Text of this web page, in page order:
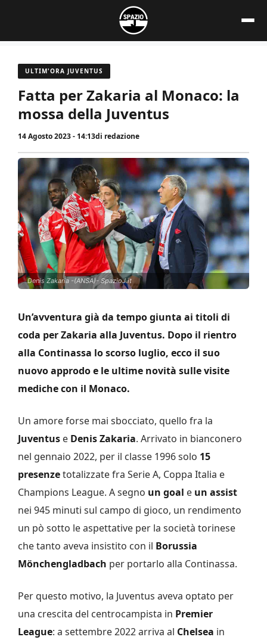
contenuto
ULTIM'ORA JUVENTUS
Fatta per Zakaria al Monaco: la
mossa della Juventus
14 Agosto 2023 - 14:13di redazione
Denis Zakaria -(ANSA)- SpazioJ.it
Un’avventura già da tempo giunta ai titoli di
coda per Zakaria alla Juventus. Dopo il rientro
alla Continassa lo scorso luglio, ecco il suo
nuovo approdo e le ultime novità sulle visite
mediche con il Monaco.
Un amore forse mai sbocciato, quello fra la
Juventus e Denis Zakaria. Arrivato in bianconero
nel gennaio 2022, per il classe 1996 solo 15
presenzetotalizzate fra Serie A, Coppa Italia e
Champions League. A segno un goal e un assist
nei 945 minuti sul campo di gioco, un rendimento
un pò sotto le aspettative per la società torinese
che tanto aveva insistito con il Borussia
Mönchengladbach per portarlo alla Continassa.
Per questo motivo, la Juventus aveva optato per
una crescita del centrocampista in Premier
League: a settembre 2022 arriva al Chelsea in